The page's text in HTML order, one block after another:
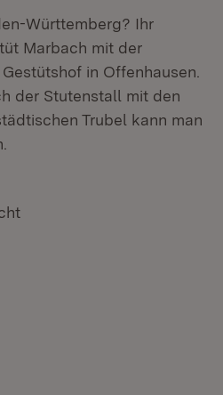
Württemberg? Ihr
Marbach mit der
in Offenhausen.
der Stutenstall mit den
Trubel kann man